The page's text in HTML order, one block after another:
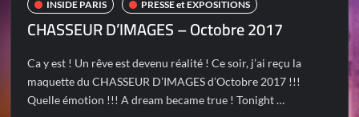
INSIDE PARIS PRESSE et EXPOSITIONS
CHASSEUR D’IMAGES – Octobre 2017
Ca y est ! Un rêve est devenu réalité ! Ce soir, j’ai reçu la
maquette du CHASSEUR D’IMAGES d’Octobre 2017 !!!
Quelle émotion !!! A dream became true ! Tonight …